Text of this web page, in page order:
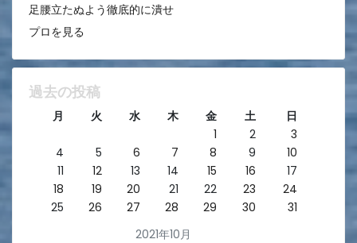
足腰立たぬよう徹底的に潰せ
プロを見る
過去の投稿
2021年10月
月 火 水 木 金 土
日
1
2
3
4
5 6 7 8 9
10
11
12 13 14 15 16
17
18
19 20 21 22 23
24
25
26 27 28 29 30 31